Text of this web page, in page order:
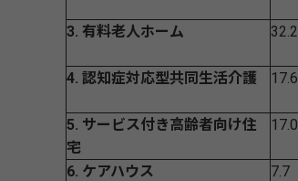
3. 有料老人ホーム 32.2
4. 認知症対応型共同生活介護 17.6
5. サービス付き高齢者向け住
宅
17.0
6. ケアハウス
7.7